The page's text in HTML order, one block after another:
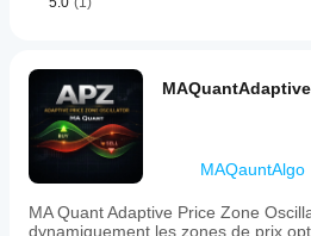
MAQauntAlgo
MA Quant Adaptive Price Zone
dynamiquement les zones de prix